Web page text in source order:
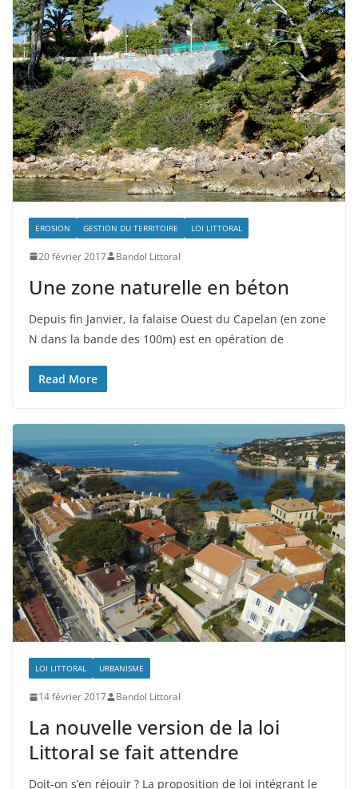
EROSION GESTION DU TERRITOIRE LOI LITTORAL
20 février 2017 Bandol Littoral
Une zone naturelle en béton
Depuis fin Janvier, la falaise Ouest du Capelan (en zone
N dans la bande des 100m) est en opération de
Read More
LOI LITTORAL URBANISME
14 février 2017 Bandol Littoral
La nouvelle version de la loi
Littoral se fait attendre
Doit-on s’en réjouir ? La proposition de loi intégrant le